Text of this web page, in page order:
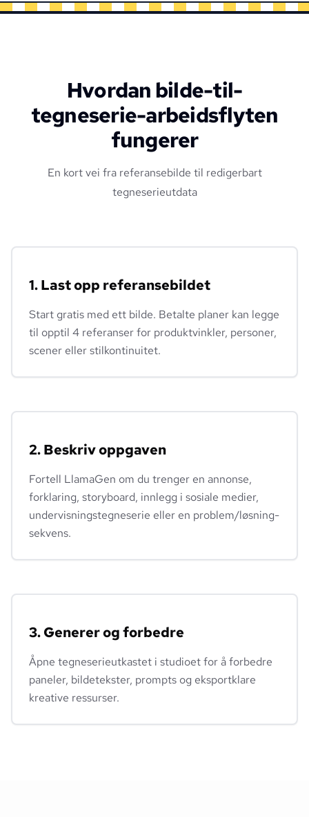
Hvordan bilde-til-
tegneserie-arbeidsflyten
fungerer
En kort vei fra referansebilde til redigerbart
tegneserieutdata
1. Last opp referansebildet
Start gratis med ett bilde. Betalte planer kan legge
til opptil 4 referanser for produktvinkler, personer,
scener eller stilkontinuitet.
2. Beskriv oppgaven
Fortell LlamaGen om du trenger en annonse,
forklaring, storyboard, innlegg i sosiale medier,
undervisningstegneserie eller en problem/løsning-
sekvens.
3. Generer og forbedre
Åpne tegneserieutkastet i studioet for å forbedre
paneler, bildetekster, prompts og eksportklare
kreative ressurser.